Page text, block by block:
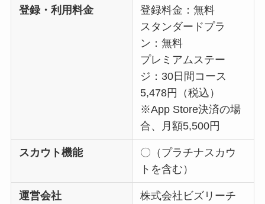
登録・利用料金
登録料金：無料
スタンダードプラ
ン：無料
プレミアムステー
ジ：30日間コース
5,478円（税込）
※App Store決済の場
合、月額5,500円
スカウト機能
〇（プラチナスカウ
トを含む）
運営会社 株式会社ビズリーチ